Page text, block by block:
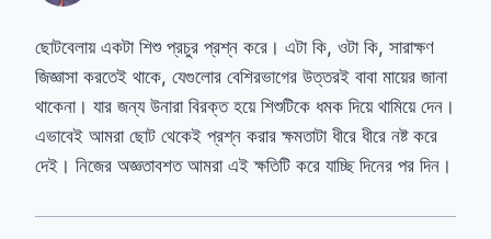
ছোটবেলায় একটা শিশু প্রচুর প্রশ্ন করে। এটা কি, ওটা কি, সারাক্ষণ
জিজ্ঞাসা করতেই থাকে, যেগুলোর বেশিরভাগের উত্তরই বাবা মায়ের জানা
থাকেনা। যার জন্য উনারা বিরক্ত হয়ে শিশুটিকে ধমক দিয়ে থামিয়ে দেন।
এভাবেই আমরা ছোট থেকেই প্রশ্ন করার ক্ষমতাটা ধীরে ধীরে নষ্ট করে
দেই। নিজের অজ্ঞতাবশত আমরা এই ক্ষতিটি করে যাচ্ছি দিনের পর দিন।